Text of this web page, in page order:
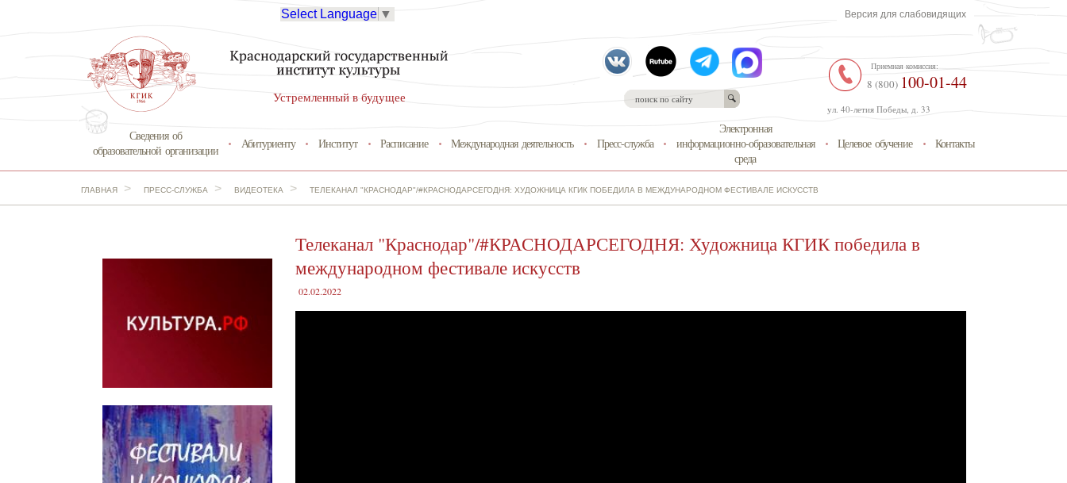
Устремленный в будущее
Select Language ▼ Версия для слабовидящих
ул. 40-летия Победы, д. 33
Приемная комиссия:
8 (800) 100-01-44
Сведения об
образовательной организации
Абитуриенту Институт Расписание Международная деятельность Пресс-служба
Электронная
информационно-образовательная
среда
Целевое обучение Контакты
ГЛАВНАЯ > ПРЕСС-СЛУЖБА > ВИДЕОТЕКА > ТЕЛЕКАНАЛ "КРАСНОДАР"/#КРАСНОДАРСЕГОДНЯ: ХУДОЖНИЦА КГИК ПОБЕДИЛА В МЕЖДУНАРОДНОМ ФЕСТИВАЛЕ ИСКУССТВ
Телеканал "Краснодар"/#КРАСНОДАРСЕГОДНЯ: Художница КГИК победила в
международном фестивале искусств
02.02.2022